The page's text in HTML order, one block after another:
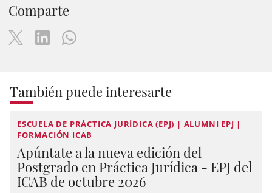
Comparte
También puede interesarte
ESCUELA DE PRÁCTICA JURÍDICA (EPJ) | ALUMNI EPJ |
FORMACIÓN ICAB
Apúntate a la nueva edición del
Postgrado en Práctica Jurídica - EPJ del
ICAB de octubre 2026